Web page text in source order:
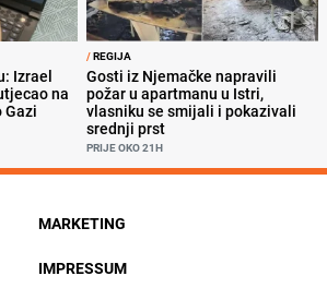
Izrael
na
Gazi
/REGIJA
Gosti iz Njemačke napravili
požar u apartmanu u Istri,
vlasniku se smijali i pokazivali
srednji prst
PRIJE OKO 21H
MARKETING
IMPRESSUM